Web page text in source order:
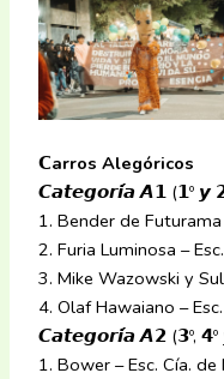
𝗖arros Alegóricos
𝘾𝙖𝙩𝙚𝙜𝙤𝙧𝙞́𝙖 𝘼𝟭 (𝟭º 𝙮
1. Bender de
2. Furia Luminosa –
3. Mike Wazowski y
4. Olaf Hawaiano –
𝘾𝙖𝙩𝙚𝙜𝙤𝙧𝙞́𝙖 𝘼𝟮 (𝟯º,
1. Bower – Esc. Cía. de